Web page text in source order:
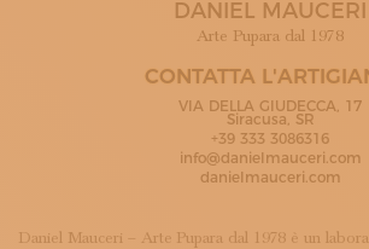
ISCRIVITI ALLA NEWSLETTER
LOGIN
DANIEL MAUCERI
Arte Pupara dal 1978
CONTATTA
VIA DELLA GIUDECCA, 17
Siracusa, SR
+39 333 3086316
info@danielmauceri.com
danielmauceri.com
Daniel Mauceri – Arte Pupara dal 1978 è un